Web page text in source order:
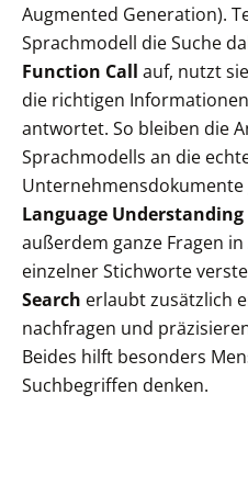
Augmented Generation).
Sprachmodell die Suche
Function Call auf, nutzt
die richtigen
antwortet. So bleiben die
Sprachmodells an die
Language Understanding
außerdem ganze Fragen
einzelner Stichworte
Search erlaubt zusätzlich
nachfragen und
Beides hilft besonders
Suchbegriffen denken.